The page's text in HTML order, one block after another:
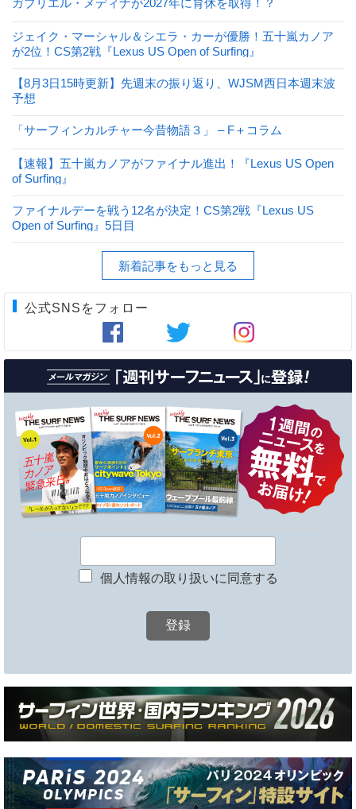
ガブリエル・メディナが2027年に育休を取得！？
ジェイク・マーシャル＆シエラ・カーが優勝！五十嵐カノア
が2位！CS第2戦『Lexus US Open of Surfing』
【8月3日15時更新】先週末の振り返り、WJSM西日本週末波
予想
「サーフィンカルチャー今昔物語３」 – F＋コラム
【速報】五十嵐カノアがファイナル進出！『Lexus US Open
of Surfing』
ファイナルデーを戦う12名が決定！CS第2戦『Lexus US
Open of Surfing』5日目
新着記事をもっと見る
公式SNSをフォロー
個人情報の取り扱いに同意する